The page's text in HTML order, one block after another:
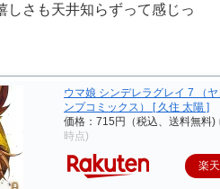
しさも天井知らずって感じっ
ウマ娘 シンデレラグレイ 7 （
ンプコミックス） [ 久住 太陽 ]
価格：715円（税込、送料無料)
時点)
楽